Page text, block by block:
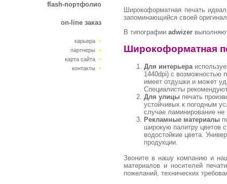
flash-портфолио
on-line заказ
карьера
партнеры
карта сайта
контакты
Широкоформатная печать
запоминающийся своей
В типографии adwizer
Широкоформатная
Для интерьера
1440dpi) с возможностью
имеет отдушки и может
Специалисты
Для улицы печать
устойчивых к погодным
случае ламинирование не
Рекламные материалы
широкую палитру цветов
водостойкие цвета.
продукции.
Звоните в нашу компанию и
материалов и носителей
пожеланий, технических